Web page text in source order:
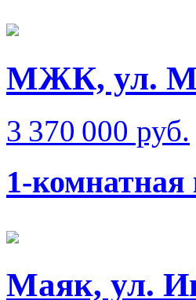
МЖК, ул.
3 370 000 руб.
1-комнатная
Маяк, ул.